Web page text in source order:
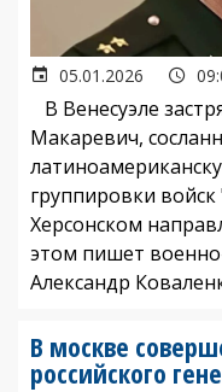
05.01.2026
В Венесуэле
Макаревич,
группировки
Херсонском
этом пишет
Александр
В москве
российского